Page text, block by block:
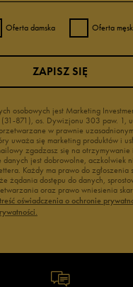
Oferta damska Oferta
osobowych jest Marketing
871), os. Dywizjonu 303 paw. 1,
w prawnie
uważa się marketing produktów i
zgadzasz się na otrzymywanie
danych jest dobrowolne, aczkolwiek
Każdy ma prawo do zgłoszenia
żądania dostępu do danych,
oraz prawo wniesienia
treść oświadczenia o ochronie
ZAPISZ SIĘ